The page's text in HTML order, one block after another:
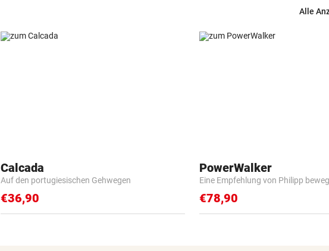
Alle
Calcada
Auf den portugiesischen Gehwegen
€36,90
PowerWalker
Eine Empfehlung von Philipp
€78,90